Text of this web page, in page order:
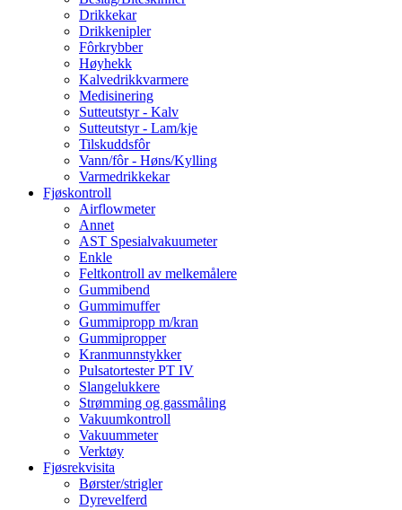
Drikkekar
Drikkenipler
Fôrkrybber
Høyhekk
Kalvedrikkvarmere
Medisinering
Sutteutstyr - Kalv
Sutteutstyr - Lam/kje
Tilskuddsfôr
Vann/fôr - Høns/Kylling
Varmedrikkekar
Fjøskontroll
Airflowmeter
Annet
AST Spesialvakuumeter
Enkle
Feltkontroll av melkemålere
Gummibend
Gummimuffer
Gummipropp m/kran
Gummipropper
Kranmunnstykker
Pulsatortester PT IV
Slangelukkere
Strømming og gassmåling
Vakuumkontroll
Vakuummeter
Verktøy
Fjøsrekvisita
Børster/strigler
Dyrevelferd